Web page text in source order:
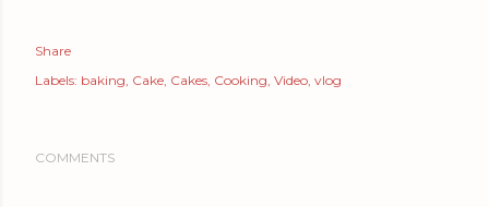
Share
Labels: baking Cake Cakes Cooking Video vlog
COMMENTS